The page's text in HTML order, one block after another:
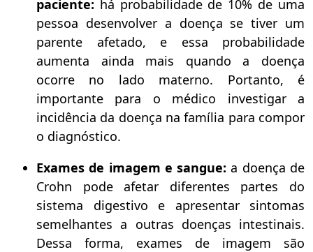
paciente: há probabilidade de 10% de uma
pessoa desenvolver a doença se tiver um
parente afetado, e essa probabilidade
aumenta ainda mais quando a doença
ocorre no lado materno. Portanto, é
importante para o médico investigar a
incidência da doença na família para compor
o diagnóstico.
Exames de imagem e sangue: a doença de
Crohn pode afetar diferentes partes do
sistema digestivo e apresentar sintomas
semelhantes a outras doenças intestinais.
Dessa forma, exames de imagem são